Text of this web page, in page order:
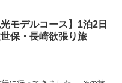
光モデルコース】1泊2日
保・長崎欲張り旅